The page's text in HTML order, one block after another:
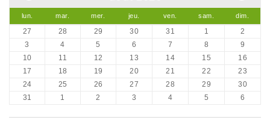
lun. mar. mer. jeu. ven. sam. dim.
27 28 29 30 31 1
2
3
4 5 6 7 8
9
10
11 12 13 14 15
16
17
18 19 20 21 22
23
24
25 26 27 28 29
30
31
1 2 3 4 5 6